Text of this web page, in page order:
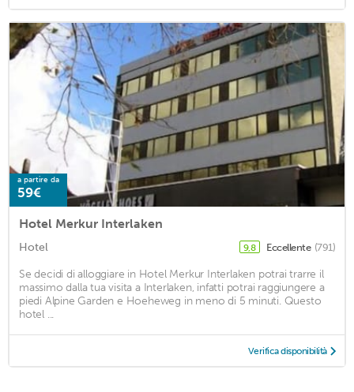
a partire da
59€
Hotel Merkur Interlaken
Hotel 9,8 Eccellente (791)
Se decidi di alloggiare in Hotel Merkur Interlaken potrai trarre il
massimo dalla tua visita a Interlaken, infatti potrai raggiungere a
piedi Alpine Garden e Hoeheweg in meno di 5 minuti. Questo
hotel ...
Verifica disponibilità